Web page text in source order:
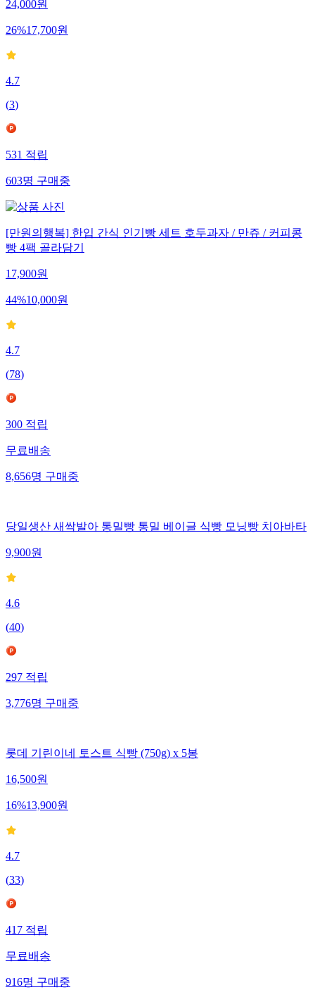
24,000원
26%17,700원
4.7
(3)
531적립
603명구매중
[만원의행복] 한입 간식 인기빵 세트 호두과자 / 만쥬 / 커피콩
빵 4팩 골라담기
17,900원
44%10,000원
4.7
(78)
300적립
무료배송
8,656명구매중
당일생산 새싹발아 통밀빵 통밀 베이글 식빵 모닝빵 치아바타
9,900원
4.6
(40)
297적립
3,776명구매중
롯데 기린이네 토스트 식빵 (750g) x 5봉
16,500원
16%13,900원
4.7
(33)
417적립
무료배송
916명구매중